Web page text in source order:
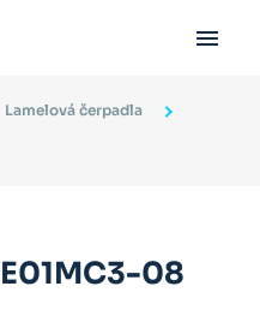

Lamelová čerpadla
08